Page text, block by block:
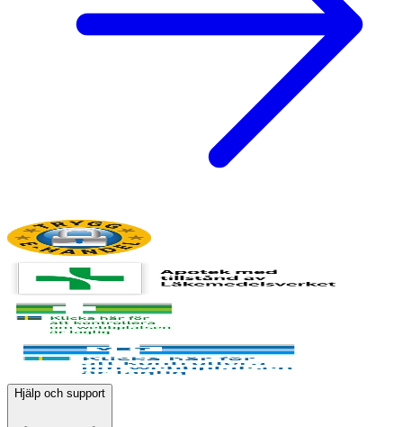
Hjälp och support